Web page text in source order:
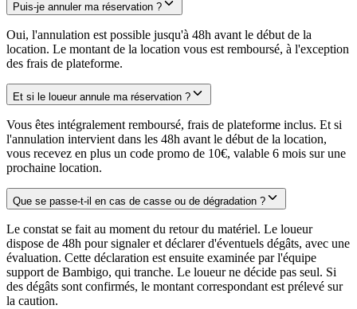
Puis-je annuler ma réservation ?
Oui, l'annulation est possible jusqu'à 48h avant le début de la
location. Le montant de la location vous est remboursé, à l'exception
des frais de plateforme.
Et si le loueur annule ma réservation ?
Vous êtes intégralement remboursé, frais de plateforme inclus. Et si
l'annulation intervient dans les 48h avant le début de la location,
vous recevez en plus un code promo de 10€, valable 6 mois sur une
prochaine location.
Que se passe-t-il en cas de casse ou de dégradation ?
Le constat se fait au moment du retour du matériel. Le loueur
dispose de 48h pour signaler et déclarer d'éventuels dégâts, avec une
évaluation. Cette déclaration est ensuite examinée par l'équipe
support de Bambigo, qui tranche. Le loueur ne décide pas seul. Si
des dégâts sont confirmés, le montant correspondant est prélevé sur
la caution.